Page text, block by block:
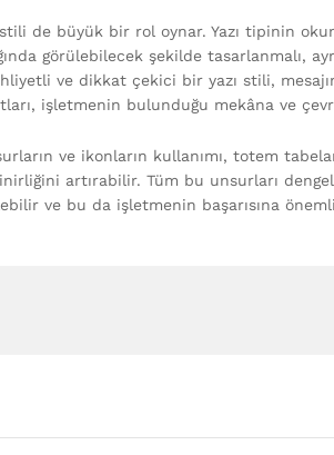
de büyük bir rol oynar. Yazı tipinin
görülebilecek şekilde tasarlanmalı,
ve dikkat çekici bir yazı stili,
işletmenin bulunduğu mekâna ve
ve ikonların kullanımı, totem
artırabilir. Tüm bu unsurları
ve bu da işletmenin başarısına